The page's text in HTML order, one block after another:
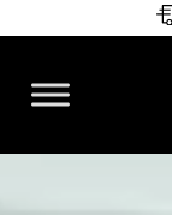
主导航